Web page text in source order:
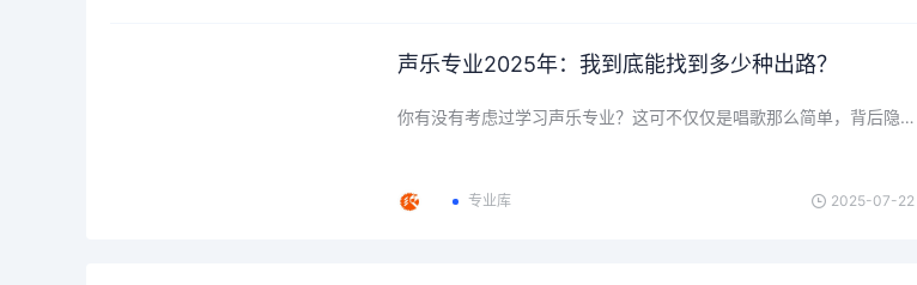
声乐专业2025年：我到底能找到多少种出路？
你有没有考虑过学习声乐专业？这可不仅仅是唱歌那么简单，背后隐…
专业库 2025-07-22